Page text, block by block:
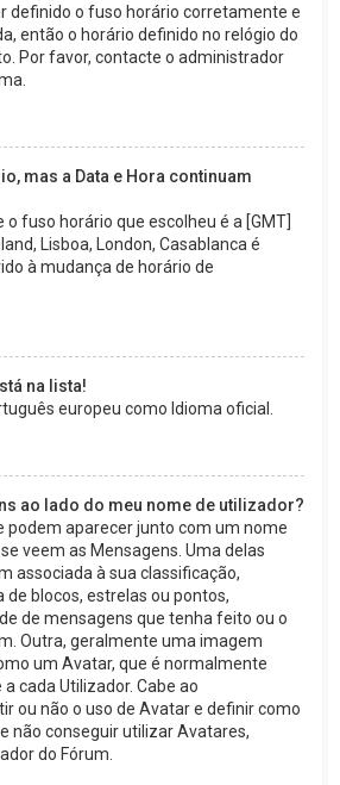
definido o fuso horário corretamente e
então o horário definido no relógio do
Por favor, contacte o administrador
mas a Data e Hora continuam
fuso horário que escolheu é a [GMT]
Lisboa, London, Casablanca é
à mudança de horário de
na lista!
europeu como Idioma oficial.
ao lado do meu nome de utilizador?
podem aparecer junto com um nome
veem as Mensagens. Uma delas
associada à sua classificação,
blocos, estrelas ou pontos,
de mensagens que tenha feito ou o
Outra, geralmente uma imagem
um Avatar, que é normalmente
cada Utilizador. Cabe ao
ou não o uso de Avatar e definir como
não conseguir utilizar Avatares,
do Fórum.